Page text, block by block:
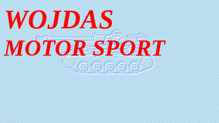
WOJDAS
MOTOR SPORT